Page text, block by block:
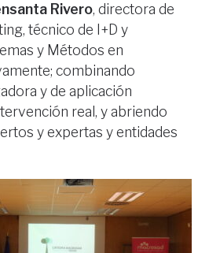
Rivero, directora de
técnico de I+D y
y Métodos en
combinando
y de aplicación
real, y abriendo
y expertas y entidades